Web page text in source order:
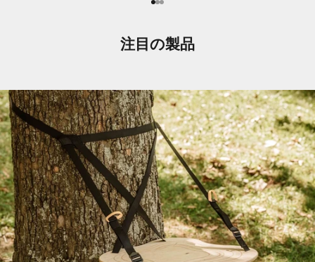
I18n Error: Missing interpolation
I18n Error: Missing interpolation
I18n Error: Missing interpolation
注目の製品